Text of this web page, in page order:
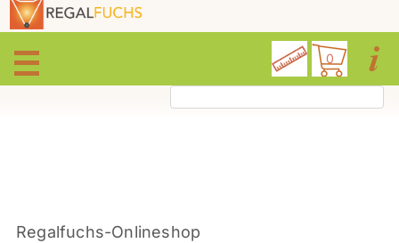
0
Regalfuchs-Onlineshop